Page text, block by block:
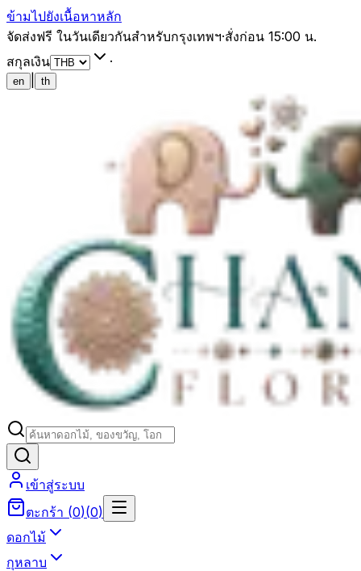
ข้ามไปยังเนื้อหาหลัก
จัดส่งฟรี ในวันเดียวกันสำหรับกรุงเทพฯ·สั่งก่อน 15:00 น.
สกุลเงิน
·
en th
เข้าสู่ระบบ
ตะกร้า (0)(0)
ดอกไม้
กุหลาบ